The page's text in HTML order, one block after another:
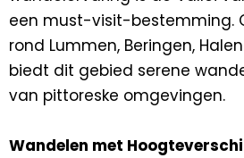
een must-visit-bestemming.
rond Lummen, Beringen,
biedt dit gebied serene
van pittoreske omgevingen.
Wandelen met